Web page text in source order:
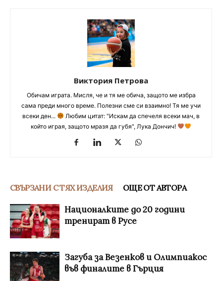
Виктория Петрова
Обичам играта. Мисля, че и тя ме обича, защото ме избра
сама преди много време. Полезни сме си взаимно! Тя ме учи
всеки ден...
Любим цитат: "Искам да спечеля всеки мач, в
който играя, защото мразя да губя", Лука Дончич!
СВЪРЗАНИ С ТЯХ ИЗДЕЛИЯ ОЩЕ ОТ АВТОРА
Националките до 20 години
тренират в Русе
Загуба за Везенков и Олимпиакос
във финалите в Гърция